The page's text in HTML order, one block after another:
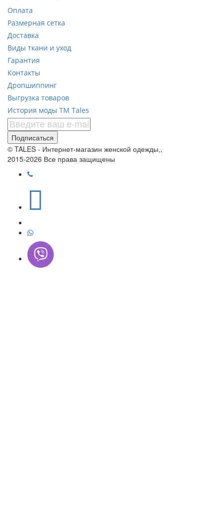
Оплата
Размерная сетка
Доставка
Виды ткани и уход
Гарантия
Контакты
Дропшиппинг
Выгрузка товаров
История моды ТМ Tales
Подписаться
© TALES - Интернет-магазин женской одежды,,
2015-2026 Все права защищены